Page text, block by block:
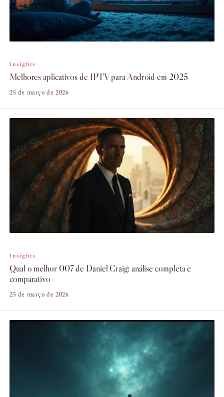
Insights
Melhores aplicativos de IPTV para Android em 2025
25 de março de 2026
Insights
Qual o melhor 007 de Daniel Craig: análise completa e
comparativo
25 de março de 2026